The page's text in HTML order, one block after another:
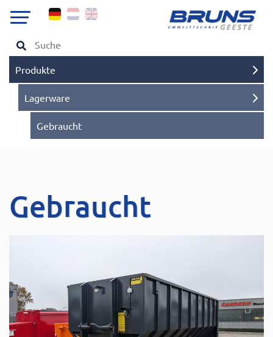
Produkte
Lagerware
Gebraucht
Gebraucht